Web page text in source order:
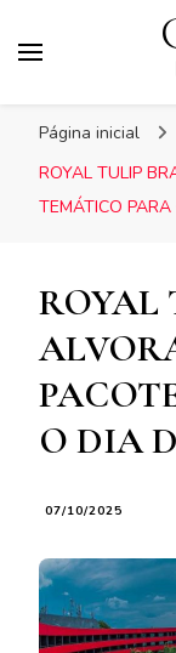
Página inicial
ROYAL TULIP
TEMÁTICO
ROYAL
O DIA
07/10/2025